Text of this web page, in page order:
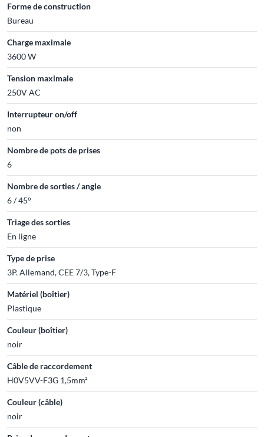
Forme de construction
Bureau
Charge maximale
3600 W
Tension maximale
250V AC
Interrupteur on/off
non
Nombre de pots de prises
6
Nombre de sorties / angle
6 / 45°
Triage des sorties
En ligne
Type de prise
3P. Allemand, CEE 7/3, Type-F
Matériel (boîtier)
Plastique
Couleur (boîtier)
noir
Câble de raccordement
H0V5VV-F3G 1,5mm²
Couleur (câble)
noir